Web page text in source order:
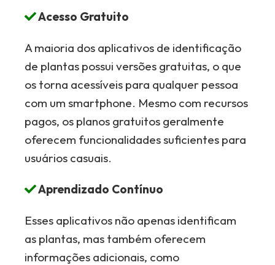
Acesso Gratuito
A maioria dos aplicativos de identificação
de plantas possui versões gratuitas, o que
os torna acessíveis para qualquer pessoa
com um smartphone. Mesmo com recursos
pagos, os planos gratuitos geralmente
oferecem funcionalidades suficientes para
usuários casuais.
Aprendizado Contínuo
Esses aplicativos não apenas identificam
as plantas, mas também oferecem
informações adicionais, como